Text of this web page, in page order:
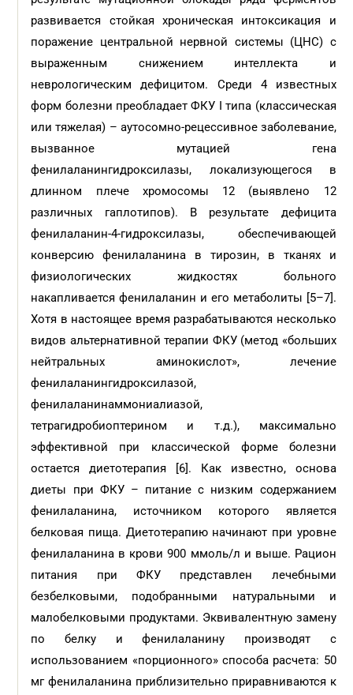
развивается стойкая хроническая интоксикация и
поражение центральной нервной системы (ЦНС) с
выраженным снижением интеллекта и
неврологическим дефицитом. Среди 4 известных
форм болезни преобладает ФКУ I типа (классическая
или тяжелая) – аутосомно-рецессивное заболевание,
вызванное мутацией гена
фенилаланингидроксилазы, локализующегося в
длинном плече хромосомы 12 (выявлено 12
различных гаплотипов). В результате дефицита
фенилаланин-4-гидроксилазы, обеспечивающей
конверсию фенилаланина в тирозин, в тканях и
физиологических жидкостях больного
накапливается фенилаланин и его метаболиты [5–7].
Хотя в настоящее время разрабатываются несколько
видов альтернативной терапии ФКУ (метод «больших
нейтральных аминокислот», лечение
фенилаланингидроксилазой,
фенилаланинаммониалиазой,
тетрагидробиоптерином и т.д.), максимально
эффективной при классической форме болезни
остается диетотерапия [6]. Как известно, основа
диеты при ФКУ – питание с низким содержанием
фенилаланина, источником которого является
белковая пища. Диетотерапию начинают при уровне
фенилаланина в крови 900 ммоль/л и выше. Рацион
питания при ФКУ представлен лечебными
безбелковыми, подобранными натуральными и
малобелковыми продуктами. Эквивалентную замену
по белку и фенилаланину производят с
использованием «порционного» способа расчета: 50
мг фенилаланина приблизительно приравниваются к